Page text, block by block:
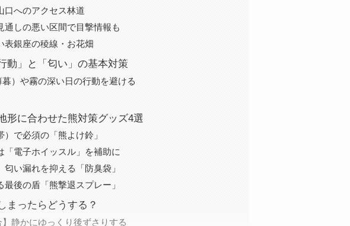
へのアクセス林道
しの悪い区間で目撃情報も
銀座の稜線・お花畑
動」と「匂い」の基本対策
）や霧の深い日の行動を避ける
形に合わせた熊対策グッズ4選
で必須の「熊よけ鈴」
電子ホイッスル」を補助に
い漏れを抑える「防臭袋」
後の盾「熊撃退スプレー」
まったらどうする？
静かにゆっくり後ずさりする